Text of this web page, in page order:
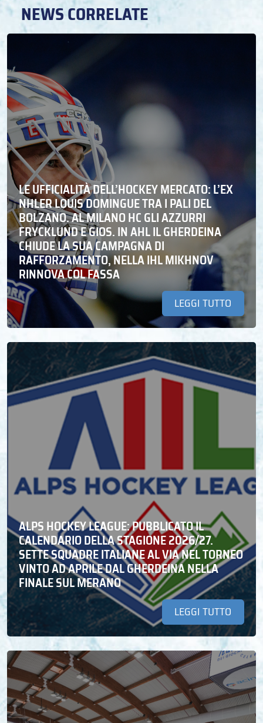
NEWS CORRELATE
LE UFFICIALITÀ DELL’HOCKEY MERCATO: L’EX
NHLER LOUIS DOMINGUE TRA I PALI DEL
BOLZANO. AL MILANO HC GLI AZZURRI
FRYCKLUND E GIOS. IN AHL IL GHERDEINA
CHIUDE LA SUA CAMPAGNA DI
RAFFORZAMENTO, NELLA IHL MIKHNOV
RINNOVA COL FASSA
LEGGI TUTTO
ALPS HOCKEY LEAGUE: PUBBLICATO IL
CALENDARIO DELLA STAGIONE 2026/27.
SETTE SQUADRE ITALIANE AL VIA NEL TORNEO
VINTO AD APRILE DAL GHERDEINA NELLA
FINALE SUL MERANO
LEGGI TUTTO